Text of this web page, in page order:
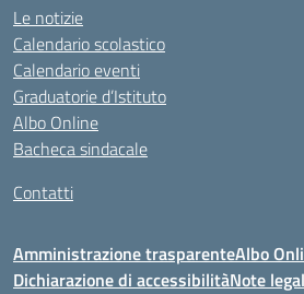
Le notizie
Calendario scolastico
Calendario eventi
Graduatorie d’Istituto
Albo Online
Bacheca sindacale
Contatti
Amministrazione trasparenteAlbo
Dichiarazione di accessibilitàNote